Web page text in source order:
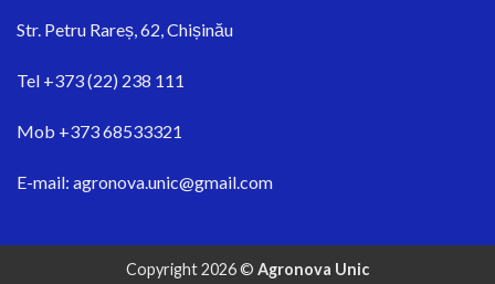
Str. Petru Rareș, 62, Chișinău
Tel +373 (22) 238 111
Mob +373 68533321
E-mail: agronova.unic@gmail.com
Copyright 2026 © Agronova Unic